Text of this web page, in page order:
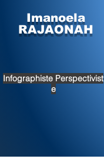
Imanoela
RAJAONAH
Infographiste Perspectivist
e